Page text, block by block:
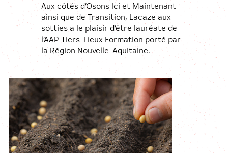
Aux côtés d’Osons Ici et Maintenant
ainsi que de Transition, Lacaze aux
sotties a le plaisir d’être lauréate de
l’AAP Tiers-Lieux Formation porté par
la Région Nouvelle-Aquitaine.